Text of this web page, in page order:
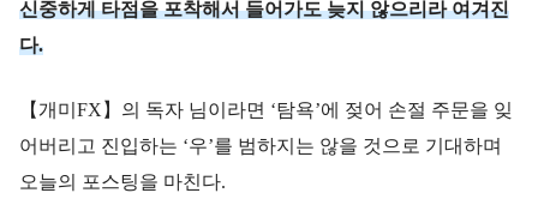
신중하게 타점을 포착해서 들어가도 늦지 않으리라 여겨진
다.
【개미FX】의 독자 님이라면 ‘탐욕’에 젖어 손절 주문을 잊
어버리고 진입하는 ‘우’를 범하지는 않을 것으로 기대하며
오늘의 포스팅을 마친다.